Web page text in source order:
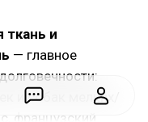
ткань и
— главное
и собак мелких/
французский